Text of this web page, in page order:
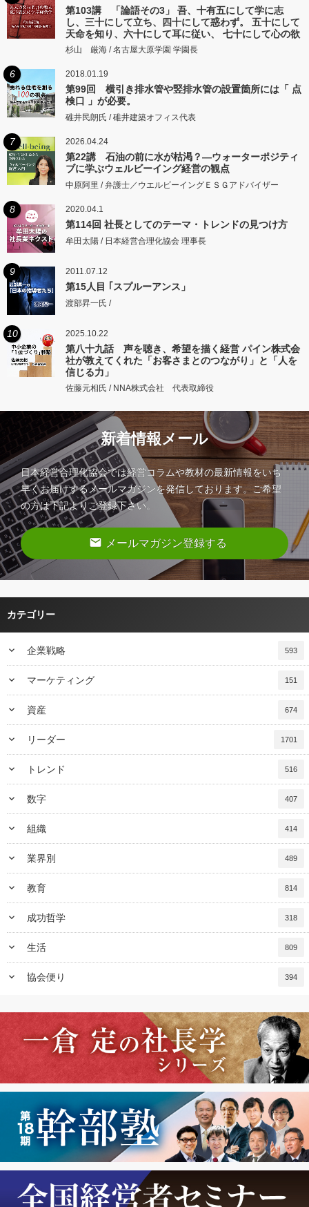
第103講 「論語その3」 吾、十有五にして学に志
し、三十にして立ち、四十にして惑わず。 五十にして
天命を知り、六十にして耳に従い、 七十にして心の欲
するところに従いて矩をこえず。
杉山 厳海 / 名古屋大原学園 学園長
6 2018.01.19
第99回 横引き排水管や竪排水管の設置箇所には「 点
検口 」が必要。
碓井民朗氏 / 碓井建築オフィス代表
7 2026.04.24
第22講 石油の前に水が枯渇？―ウォーターポジティ
ブに学ぶウェルビーイング経営の観点
中原阿里 / 弁護士／ウエルビーイングＥＳＧアドバイザー
8 2020.04.1
第114回 社長としてのテーマ・トレンドの見つけ方
牟田太陽 / 日本経営合理化協会 理事長
9 2011.07.12
第15人目 ｢スプルーアンス」
渡部昇一氏 /
10 2025.10.22
第八十九話 声を聴き、希望を描く経営 パイン株式会
社が教えてくれた「お客さまとのつながり」と「人を
信じる力」
佐藤元相氏 / NNA株式会社 代表取締役
新着情報メール
日本経営合理化協会では経営コラムや教材の最新情報をいち
早くお届けするメールマガジンを発信しております。ご希望
の方は下記よりご登録下さい。
email メールマガジン登録する
カテゴリー
keyboard_arrow_down 企業戦略 593
keyboard_arrow_down マーケティング 151
keyboard_arrow_down 資産 674
keyboard_arrow_down リーダー 1701
keyboard_arrow_down トレンド 516
keyboard_arrow_down 数字 407
keyboard_arrow_down 組織 414
keyboard_arrow_down 業界別 489
keyboard_arrow_down 教育 814
keyboard_arrow_down 成功哲学 318
keyboard_arrow_down 生活 809
keyboard_arrow_down 協会便り 394